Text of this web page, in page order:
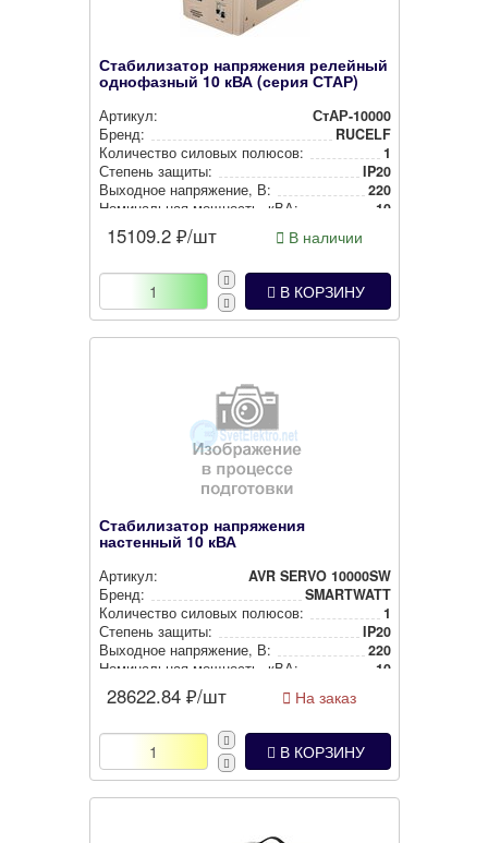
Стабилизатор напряжения релейный
однофазный 10 кВА (серия СТАР)
Артикул:
СтАР-10000
Бренд:
RUCELF
Количество силовых полюсов:
1
Степень защиты:
IP20
Выходное нап­ря­же­ние, В:
220
Номи­наль­ная мощность, кВА:
10
15109.2 ₽/шт В наличии
В КОРЗИНУ
Стабилизатор напряжения
настенный 10 кВА
Артикул:
AVR SERVO 10000SW
Бренд:
SMARTWATT
Количество силовых полюсов:
1
Степень защиты:
IP20
Выходное нап­ря­же­ние, В:
220
Номи­наль­ная мощность, кВА:
10
28622.84 ₽/шт На заказ
В КОРЗИНУ